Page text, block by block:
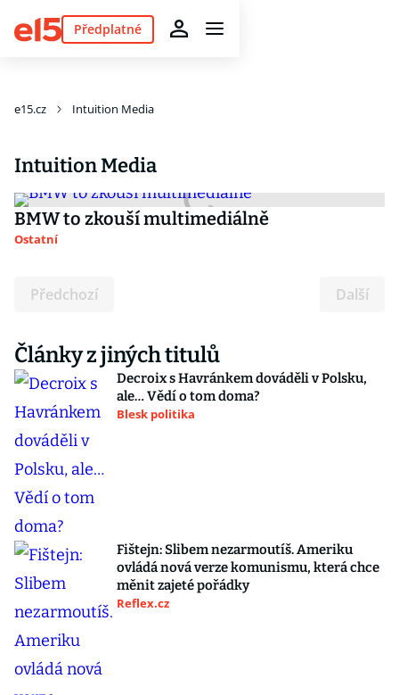
Předplatné
e15.cz Intuition Media
Intuition Media
BMW to zkouší multimediálně
Ostatní
Předchozí Další
Články z jiných titulů
Decroix s Havránkem dováděli v Polsku,
ale… Vědí o tom doma?
Blesk politika
Fištejn: Slibem nezarmoutíš. Ameriku
ovládá nová verze komunismu, která chce
měnit zajeté pořádky
Reflex.cz